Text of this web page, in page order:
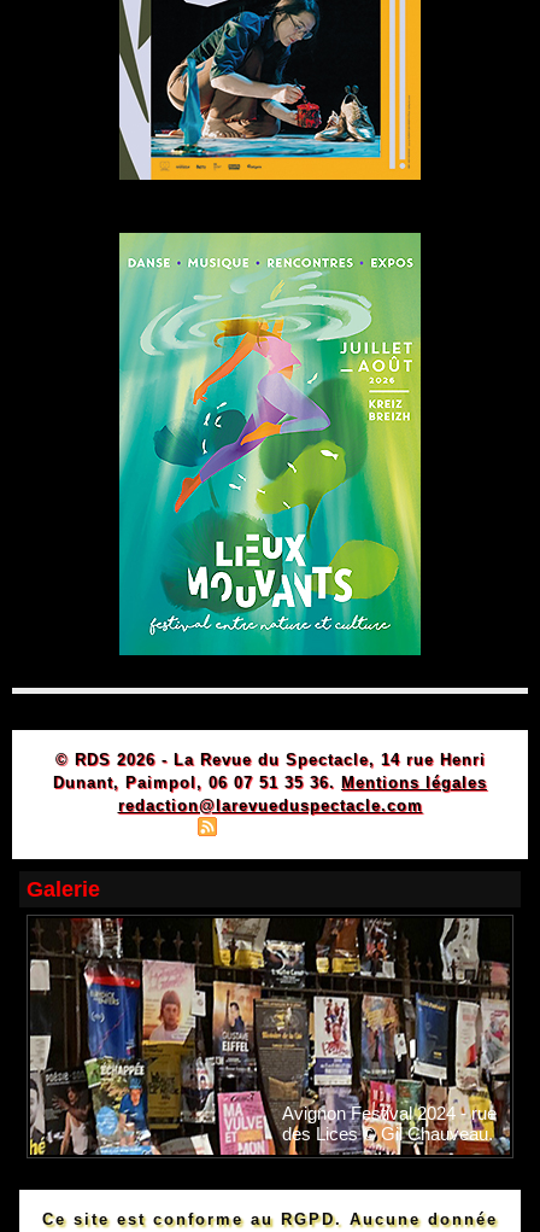
© RDS 2026 - La Revue du Spectacle, 14 rue Henri
Dunant, Paimpol, 06 07 51 35 36. Mentions légales
redaction@larevueduspectacle.com
Galerie
Avignon Festival 2024 - rue
des Lices © Gil Chauveau.
Ce site est conforme au RGPD. Aucune donnée